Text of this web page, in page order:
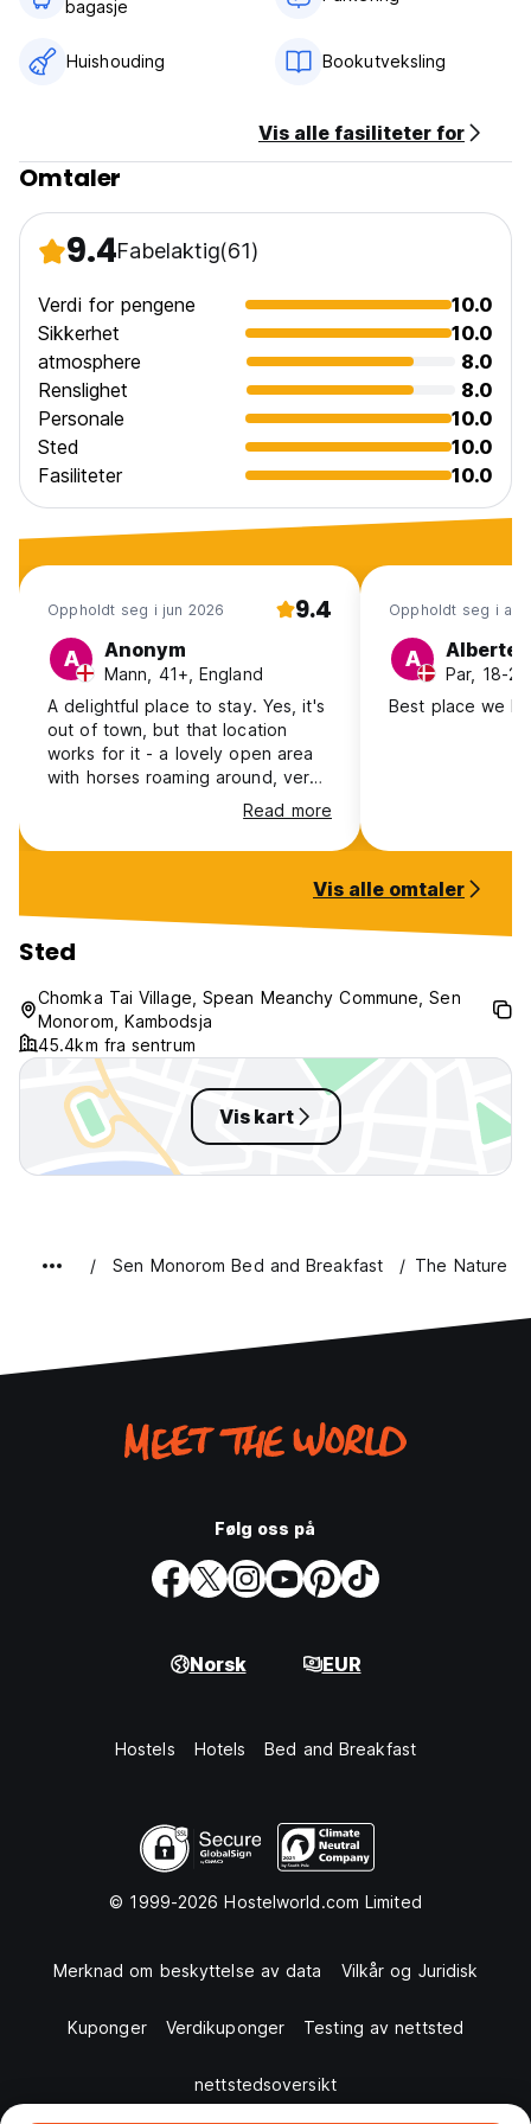
bagasje
Huishouding Bookutveksling
Vis alle fasiliteter for
Omtaler
9.4Fabelaktig(61)
Verdi for pengene
10.0
Sikkerhet
10.0
atmosphere
8.0
Renslighet
8.0
Personale
10.0
Sted
10.0
Fasiliteter
10.0
Oppholdt seg i jun 2026 9.4
A Anonym
Mann, 41+, England
A delightful place to stay. Yes, it's
out of town, but that location
works for it - a lovely open area
with horses roaming around, very
helpful staff and well appointed -
if rustic - cabins. You might get a
gekko in your shower and get
change of pace from city center
hostels if you're looking for it.
Read more
Oppholdt seg i apr
A Alberte
Par, 18-
Best place we
Vis alle omtaler
Sted
Chomka Tai Village, Spean Meanchy Commune, Sen
Monorom, Kambodsja
45.4km fra sentrum
Vis kart
Sen Monorom Bed and Breakfast The Nature
Følg oss på
Norsk EUR
Hostels Hotels Bed and Breakfast
© 1999-2026 Hostelworld.com Limited
Merknad om beskyttelse av data Vilkår og Juridisk
Kuponger Verdikuponger Testing av nettsted
nettstedsoversikt